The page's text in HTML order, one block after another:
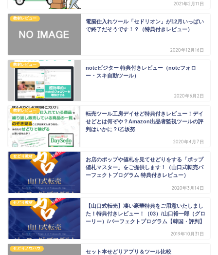
2021年2月11日
教材レビュー
電脳仕入れツール「セドリオン」が12月いっぱい
で終了だそうです！？（特典付きレビュー）
2020年12月16日
教材レビュー
noteビジター 特典付きレビュー（noteフォロ
ー・スキ自動ツール）
2020年6月2日
教材レビュー
転売ツール工房デイせど特典付きレビュー！デイ
せどとは何ぞや？Amazon出品者監視ツールの評
判はいかに？/乙坂努
2020年4月7日
せどり教材
お店のポップや値札を見てせどりをする「ポップ
値札マスター」をご提供します！（山口式転売パ
ーフェクトプログラム 特典付きレビュー）
2020年3月14日
せどり教材
【山口式転売】凄い豪華特典をご用意いたしまし
た！特典付きレビュー！（03）/山口裕一郎（グロ
ーリー）/パーフェクトプログラム【韓国・評判】
2019年10月31日
せどりノウハウ
セット本せどりアプリ＆ツール比較